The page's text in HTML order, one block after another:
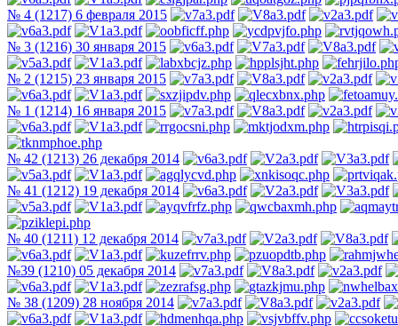
№ 4 (1217) 6 февраля 2015
№ 3 (1216) 30 января 2015
№ 2 (1215) 23 января 2015
№ 1 (1214) 16 января 2015
№ 42 (1213) 26 декабря 2014
№ 41 (1212) 19 декабря 2014
№ 40 (1211) 12 декабря 2014
№39 (1210) 05 декабря 2014
№ 38 (1209) 28 ноября 2014